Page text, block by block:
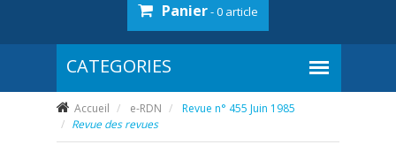
Panier- 0 article
Accueil e-RDN
Revue n° 455 Juin 1985
Revue des revues